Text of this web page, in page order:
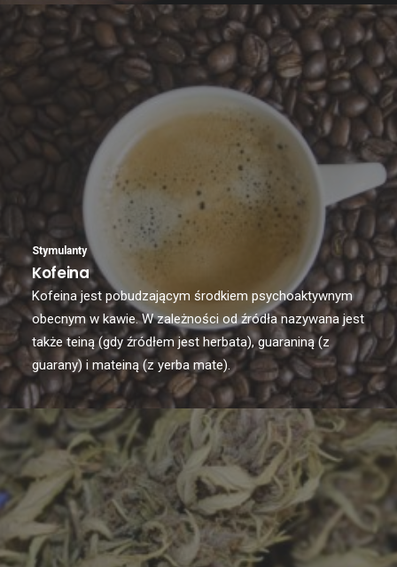
Stymulanty
Kofeina
Kofeina jest pobudzającym środkiem psychoaktywnym
obecnym w kawie. W zależności od źródła nazywana jest
także teiną (gdy źródłem jest herbata), guaraniną (z
guarany) i mateiną (z yerba mate).